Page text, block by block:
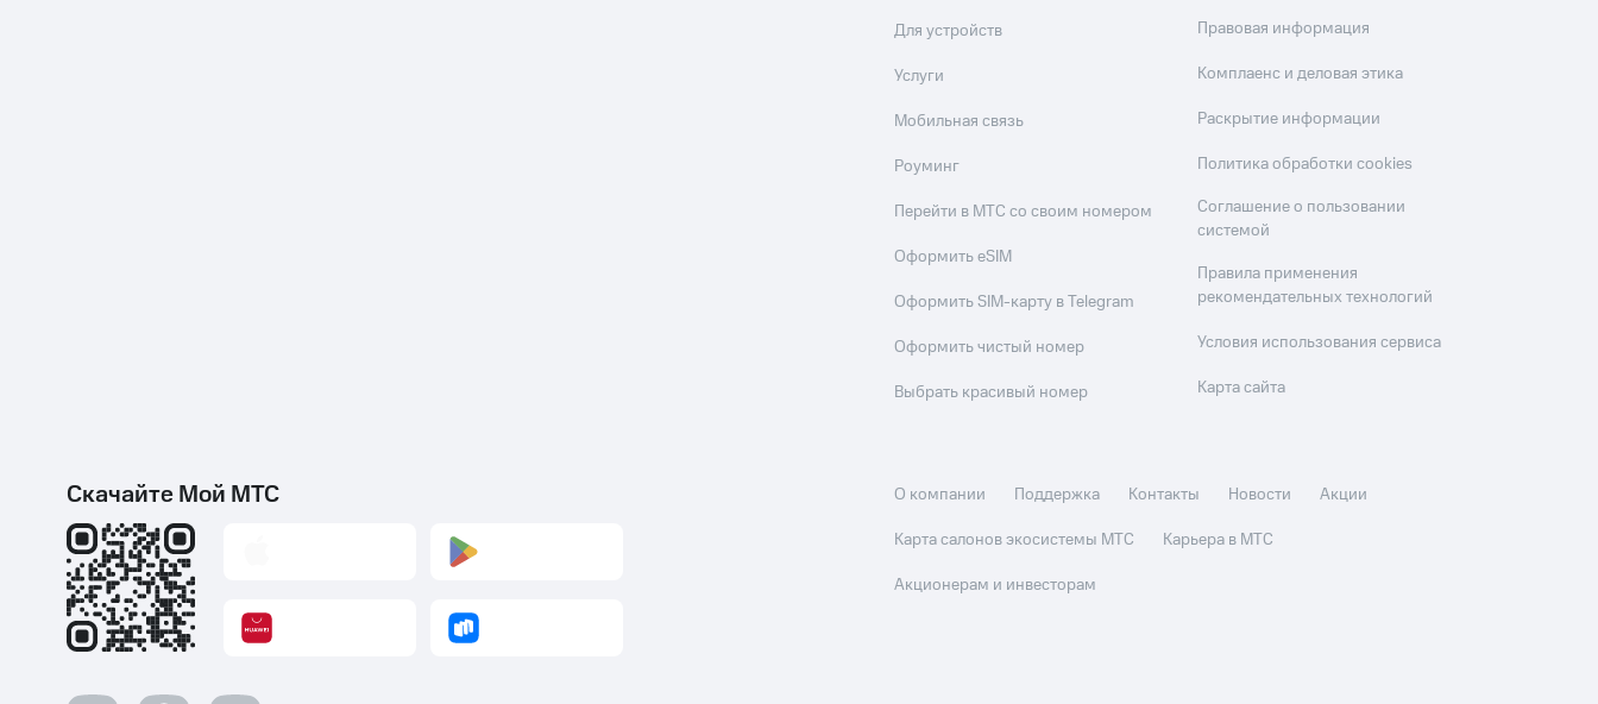
Для устройств
Услуги
Мобильная связь
Роуминг
Перейти в МТС со своим номером
Оформить eSIM
Оформить SIM-карту в Telegram
Оформить чистый номер
Выбрать красивый номер
Правовая информация
Комплаенс и деловая этика
Раскрытие информации
Политика обработки cookies
Соглашение о пользовании
системой
Правила применения
рекомендательных технологий
Условия использования сервиса
Карта сайта
Скачайте Мой МТС О компании Поддержка Контакты Новости
Акции
Карта салонов экосистемы МТС
Карьера в МТС
Акционерам и инвесторам